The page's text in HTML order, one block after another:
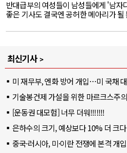
반대급부의 여성들이 남성들에게 '남자
좋은 기사도 결국엔 공허한 메아리가 될
최신기사
미 재무부, 엔화 방어 개입…미 국채
기술봉건제 가설을 위한 마르크스주
[운동권 대모험] 너무 더워!!!!!!!
은하수의 크기, 예상보다 10% 더 크다
중국·러시아, 미·이란 전쟁에 본격 개